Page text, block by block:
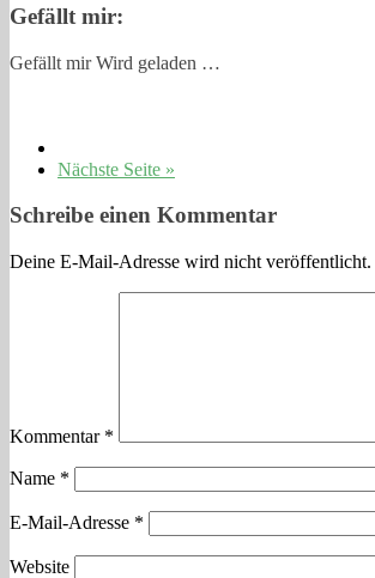
Gefällt mir:
Gefällt mir Wird geladen …
Nächste Seite »
Schreibe einen Kommentar
Deine E-Mail-Adresse wird nicht veröffentlicht.
Kommentar *
Name *
E-Mail-Adresse *
Website